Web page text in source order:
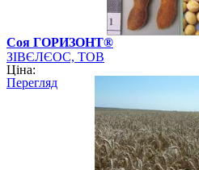
Соя ГОРИЗОНТ®
ЗІВЄЛЄОС, ТОВ
Ціна:
Перегляд